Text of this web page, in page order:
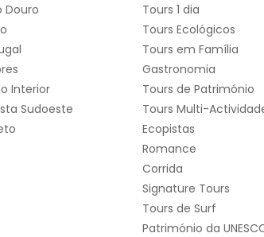
Douro
Interior
Sudoeste
Tours 1 dia
Tours Ecológicos
Tours em Família
Gastronomia
Tours de Património
Tours Multi-
Ecopistas
Romance
Corrida
Signature Tours
Tours de Surf
Património da